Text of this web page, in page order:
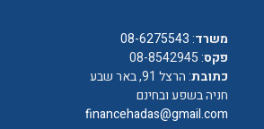
משרד:
08-6275543
פקס: 08-8542945
כתובת: הרצל 91, באר שבע
חניה בשפע ובחינם
financehadas@gmail.com